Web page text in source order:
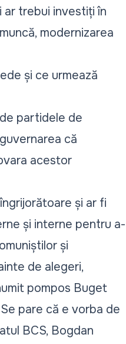
ar trebui investiți în
modernizarea
și ce urmează
partidele de
că
acestor
și ar fi
și interne pentru a-
și
de alegeri,
pompos Buget
pare că e vorba de
BCS, Bogdan